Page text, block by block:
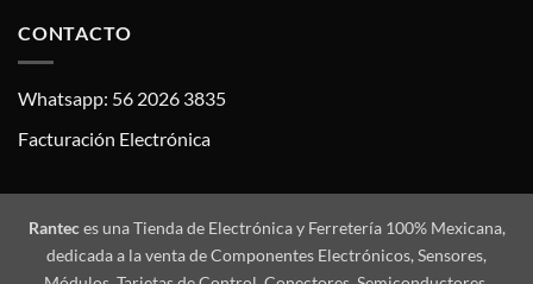
CONTACTO
Whatsapp: 56 2026 3835
Facturación Electrónica
Ranteces una Tienda de Electrónica y Ferretería 100% Mexicana,
dedicada a la venta de Componentes Electrónicos, Sensores,